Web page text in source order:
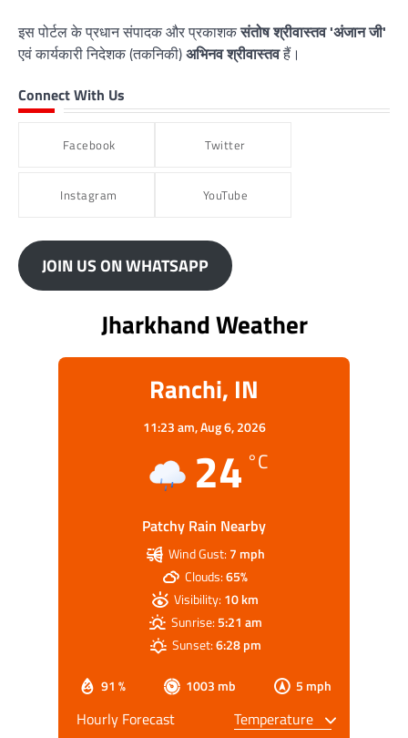
इस पोर्टल के प्रधान संपादक और प्रकाशकसंतोष श्रीवास्तव 'अंजान जी'
एवं कार्यकारी निदेशक (तकनिकी)अभिनव श्रीवास्तवहैं।
Connect With Us
Facebook Twitter
Instagram YouTube
JOIN US ON WHATSAPP
Jharkhand Weather
Ranchi, IN
11:23 am,Aug 6, 2026
24 °C
Patchy Rain Nearby
91 % 1003 mb 5 mph
Wind Gust: 7 mph
Clouds:65%
Visibility:10 km
Sunrise:5:21 am
Sunset:6:28 pm
Hourly Forecast